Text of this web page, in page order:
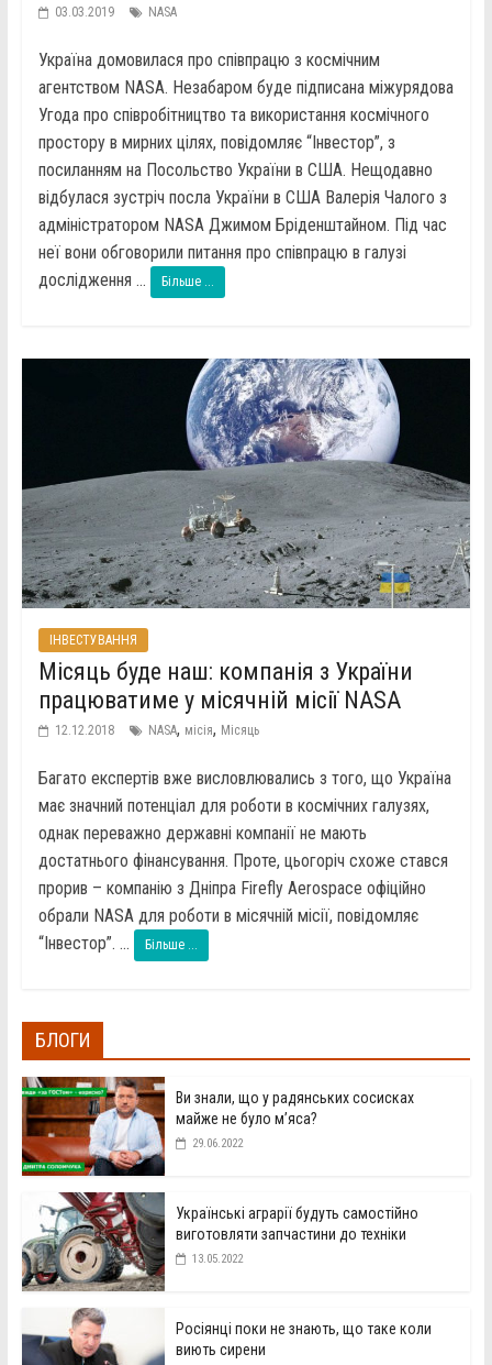
03.03.2019 NASA
Україна домовилася про співпрацю з космічним
агентством NASA. Незабаром буде підписана міжурядова
Угода про співробітництво та використання космічного
простору в мирних цілях, повідомляє “Інвестор”, з
посиланням на Посольство України в США. Нещодавно
відбулася зустріч посла України в США Валерія Чалого з
адміністратором NASA Джимом Бріденштайном. Під час
неї вони обговорили питання про співпрацю в галузі
дослідження ...
Більше ...
ІНВЕСТУВАННЯ
Місяць буде наш: компанія з України
працюватиме у місячній місії NASA
12.12.2018 NASA, місія, Місяць
Багато експертів вже висловлювались з того, що Україна
має значний потенціал для роботи в космічних галузях,
однак переважно державні компанії не мають
достатнього фінансування. Проте, цьогоріч схоже стався
прорив – компанію з Дніпра Firefly Aerospace офіційно
обрали NASA для роботи в місячній місії, повідомляє
“Інвестор”. ...
Більше ...
БЛОГИ
Ви знали, що у радянських сосисках
майже не було м’яса?
29.06.2022
Українські аграрії будуть самостійно
виготовляти запчастини до техніки
13.05.2022
Росіянці поки не знають, що таке коли
виють сирени